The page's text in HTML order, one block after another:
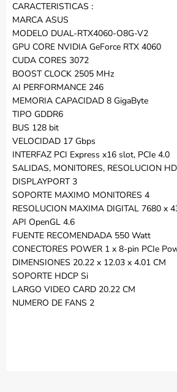
CARACTERISTICAS :
MARCA ASUS
MODELO DUAL-RTX4060-O8G-V2
GPU CORE NVIDIA GeForce RTX 4060
CUDA CORES 3072
BOOST CLOCK 2505 MHz
AI PERFORMANCE 246
MEMORIA CAPACIDAD 8 GigaByte
TIPO GDDR6
BUS 128 bit
VELOCIDAD 17 Gbps
INTERFAZ PCI Express x16 slot, PCIe 4.0
SALIDAS, MONITORES, RESOLUCION
DISPLAYPORT 3
SOPORTE MAXIMO MONITORES 4
RESOLUCION MAXIMA DIGITAL 7680 x
API OpenGL 4.6
FUENTE RECOMENDADA 550 Watt
CONECTORES POWER 1 x 8-pin PCIe
DIMENSIONES 20.22 x 12.03 x 4.01 CM
SOPORTE HDCP Si
LARGO VIDEO CARD 20.22 CM
NUMERO DE FANS 2